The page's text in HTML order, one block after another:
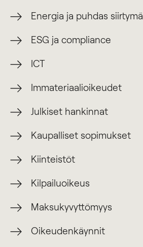
Energia ja puhdas siirtymä
ESG ja compliance
ICT
Immateriaalioikeudet
Julkiset hankinnat
Kaupalliset sopimukset
Kiinteistöt
Kilpailuoikeus
Maksukyvyttömyys
Oikeudenkäynnit